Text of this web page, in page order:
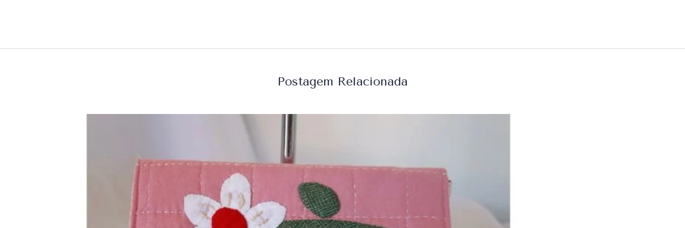
Postagem Relacionada